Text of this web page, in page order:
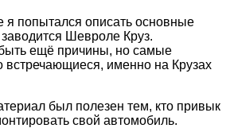
я попытался описать основные
Шевроле Круз.
быть ещё причины, но самые
встречающиеся, именно на Крузах
был полезен тем, кто привык
свой автомобиль.